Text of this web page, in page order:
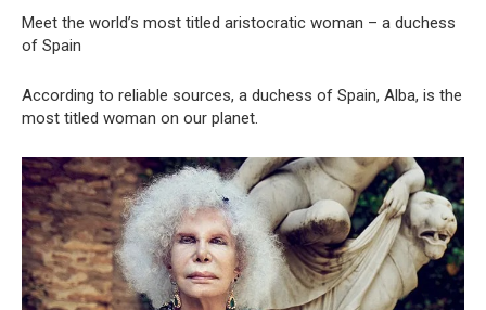
Meet the world’s most titled aristocratic woman – a duchess
of Spain
According to reliable sources, a duchess of Spain, Alba, is the
most titled woman on our planet.